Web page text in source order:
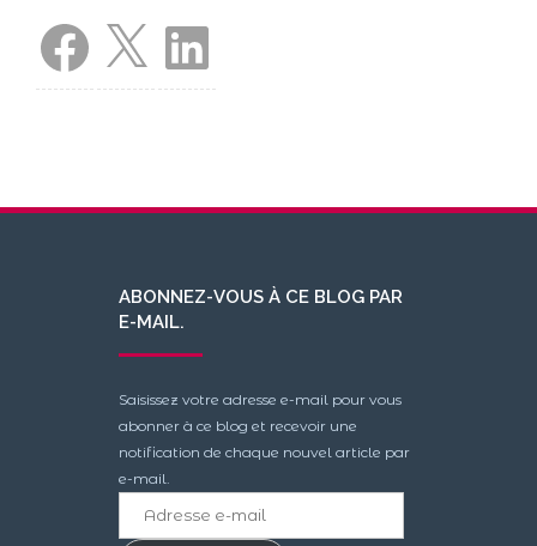
Facebook LinkedIn
ABONNEZ-VOUS À CE BLOG PAR
E-MAIL.
Saisissez votre adresse e-mail pour vous
abonner à ce blog et recevoir une
notification de chaque nouvel article par
e-mail.